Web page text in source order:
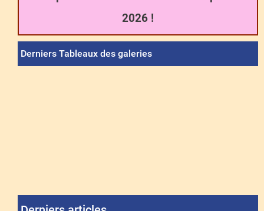
2026 !
Derniers Tableaux des galeries